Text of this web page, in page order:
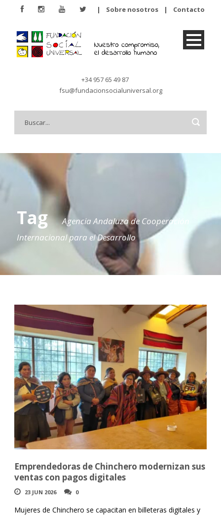
| Sobre nosotros | Contacto
+34 957 65 49 87
fsu@fundacionsocialuniversal.org
Tag
Agencia Andaluza de Cooperación
Internacional para el Desarrollo
Emprendedoras de Chinchero modernizan sus
ventas con pagos digitales
23 JUN 2026 0
Mujeres de Chinchero se capacitan en billeteras digitales y